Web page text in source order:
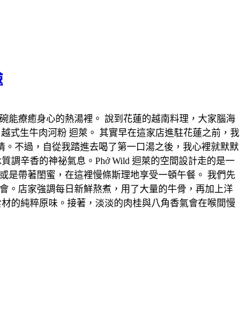
能療癒身心的熱湯裡。 說到花蓮的越南料理，大家腦海
式生牛肉河粉 迴萊。 其實早在這家店進駐花蓮之前，我
不過，自從我踏進去喝了第一口湯之後，我心裡就默默
調辛香的神祕氣息。Phở Wild 迴萊的空間設計走的是一
是帶著閨蜜，在這裡慢條斯理地享受一頓午餐。 我們先
店家強調每日新鮮熬煮，用了大量的牛骨，再加上洋
的純粹原味。接著，淡淡的肉桂與八角香氣會在喉間慢